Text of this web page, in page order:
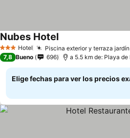
3 Estrellas
Hotel Piscina exterior y terraza jardín
Nubes Hotel
7,8 Bueno 696 a 5.5 km de: Playa de
Elige fechas para ver los precios